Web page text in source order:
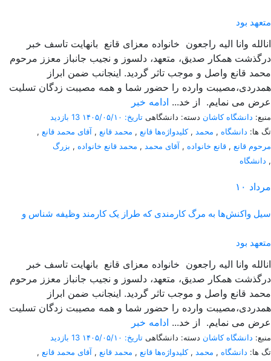
متعهد بود
انالله وانا الیه راجعون خانواده معزای قانع بانهایت تاسف خبر
درگذشت همکار صدیق، متعهد، دلسوز و نجیب جانباز معزز مرحوم
محمد قانع واصل و موجب تاثر گردید. اینجانب ضمن ابراز
همدردی،مصیبت وارده را حضور شما و همه مصیبت زدگان تسلیت
عرض می نمایم. از خد... ادامه خبر
منبع: دانشگاه کاشان دسته: دانشگاهی تاریخ: ۱۴۰۵/۰۵/۱۰
13 بازدید
تگ ها: دانشگاه , محمد ,کلیدواژه‌ها قانع , محمد قانع , آقای محمد قانع ,
مرحوم قانع , قانع خانواده , آقای محمد , محمد قانع خانواده , بزرگ
دانشگاه ,
۱۰ مرداد
سیل واکنش‌ها به مرگ کارمندی که طراز یک کارمند وظیفه شناس و
متعهد بود
انالله وانا الیه راجعون خانواده معزای قانع بانهایت تاسف خبر
درگذشت همکار صدیق، متعهد، دلسوز و نجیب جانباز معزز مرحوم
محمد قانع واصل و موجب تاثر گردید. اینجانب ضمن ابراز
همدردی،مصیبت وارده را حضور شما و همه مصیبت زدگان تسلیت
عرض می نمایم. از خد... ادامه خبر
منبع: دانشگاه کاشان دسته: دانشگاهی تاریخ: ۱۴۰۵/۰۵/۱۰
13 بازدید
تگ ها: دانشگاه , محمد ,کلیدواژه‌ها قانع , محمد قانع , آقای محمد قانع ,